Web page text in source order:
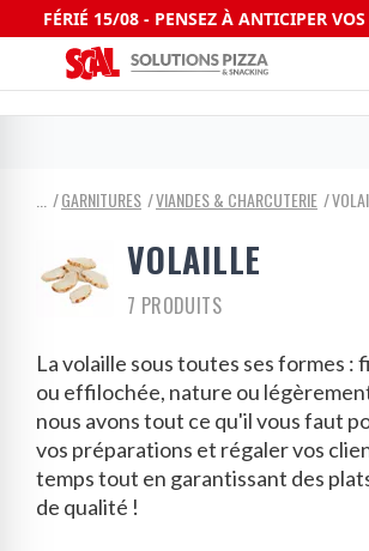
FÉRIÉ 15/08 - PENSEZ À ANTICIPER
GARNITURES VIANDES & CHARCUTERIE
VOLAILLE
7 PRODUITS
La volaille sous toutes ses formes :
ou effilochée, nature ou
nous avons tout ce qu'il vous faut
vos préparations et régaler vos
temps tout en garantissant des
de qualité !